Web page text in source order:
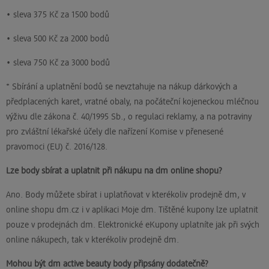
• sleva 375 Kč za 1500 bodů
• sleva 500 Kč za 2000 bodů
• sleva 750 Kč za 3000 bodů
* Sbírání a uplatnění bodů se nevztahuje na nákup dárkových a
předplacených karet, vratné obaly, na počáteční kojeneckou mléčnou
výživu dle zákona č. 40/1995 Sb., o regulaci reklamy, a na potraviny
pro zvláštní lékařské účely dle nařízení Komise v přenesené
pravomoci (EU) č. 2016/128.
Lze body sbírat a uplatnit při nákupu na dm online shopu?
Ano. Body můžete sbírat i uplatňovat v kterékoliv prodejně dm, v
online shopu dm.cz i v aplikaci Moje dm. Tištěné kupony lze uplatnit
pouze v prodejnách dm. Elektronické eKupony uplatníte jak při svých
online nákupech, tak v kterékoliv prodejně dm.
Mohou být dm active beauty body připsány dodatečně?